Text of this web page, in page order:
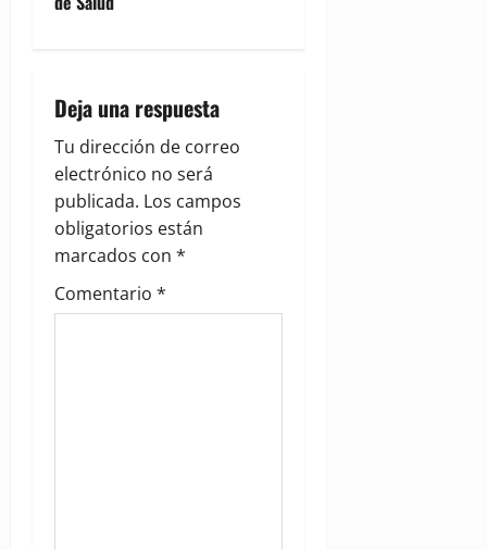
i
g
a
t
i
o
Deja una respuesta
Tu dirección de correo
electrónico no será
publicada. Los campos
obligatorios están
marcados con *
Comentario *